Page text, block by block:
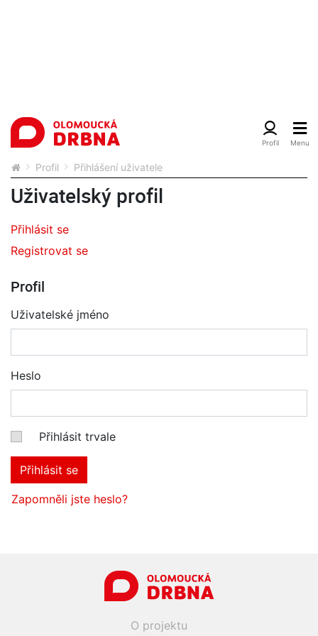
Profil Přihlášení uživatele
Uživatelský profil
Přihlásit se
Registrovat se
Profil
Uživatelské jméno
Heslo
Přihlásit trvale
Přihlásit se
Zapomněli jste heslo?
O projektu